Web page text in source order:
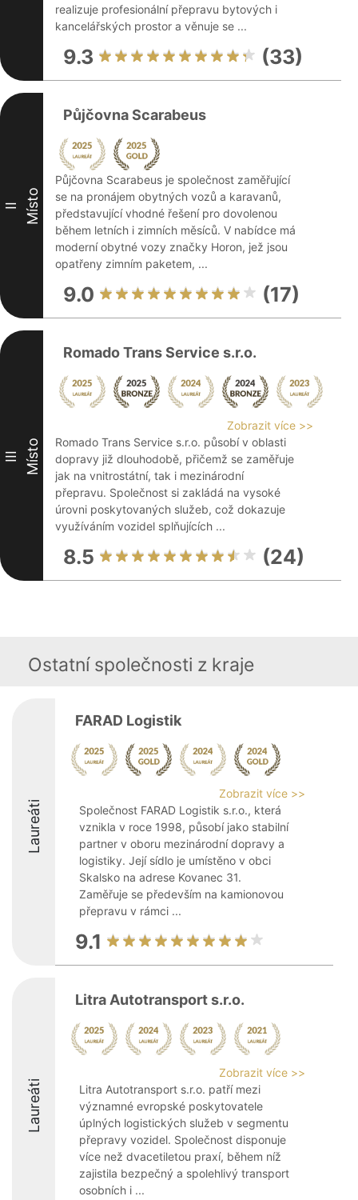
realizuje profesionální přepravu bytových i
kancelářských prostor a věnuje se ...
9.3 (33)
II Místo
Půjčovna Scarabeus
Půjčovna Scarabeus je společnost zaměřující
se na pronájem obytných vozů a karavanů,
představující vhodné řešení pro dovolenou
během letních i zimních měsíců. V nabídce má
moderní obytné vozy značky Horon, jež jsou
opatřeny zimním paketem, ...
9.0 (17)
III Místo
Romado Trans Service s.r.o.
Zobrazit více >>
Romado Trans Service s.r.o. působí v oblasti
dopravy již dlouhodobě, přičemž se zaměřuje
jak na vnitrostátní, tak i mezinárodní
přepravu. Společnost si zakládá na vysoké
úrovni poskytovaných služeb, což dokazuje
využíváním vozidel splňujících ...
8.5 (24)
Ostatní společnosti z kraje
Laureáti
FARAD Logistik
Zobrazit více >>
Společnost FARAD Logistik s.r.o., která
vznikla v roce 1998, působí jako stabilní
partner v oboru mezinárodní dopravy a
logistiky. Její sídlo je umístěno v obci
Skalsko na adrese Kovanec 31.
Zaměřuje se především na kamionovou
přepravu v rámci ...
9.1
Laureáti
Litra Autotransport s.r.o.
Zobrazit více >>
Litra Autotransport s.r.o. patří mezi
významné evropské poskytovatele
úplných logistických služeb v segmentu
přepravy vozidel. Společnost disponuje
více než dvacetiletou praxí, během níž
zajistila bezpečný a spolehlivý transport
osobních i ...